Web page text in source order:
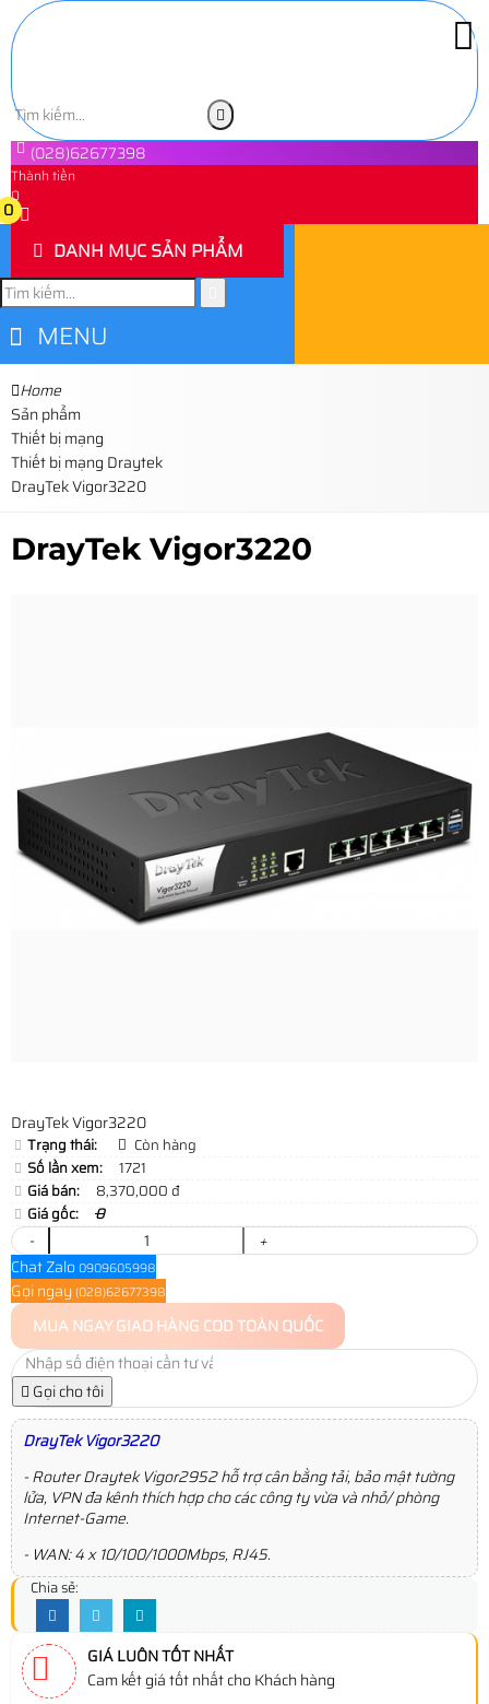
(028)62677398
Thành tiền
0
0
DANH MỤC SẢN PHẨM
MENU
Home
Sản phẩm
Thiết bị mạng
Thiết bị mạng Draytek
DrayTek Vigor3220
DrayTek Vigor3220
DrayTek Vigor3220
Trạng thái:
Còn hàng
Số lần xem:
1721
Giá bán:
8,370,000 đ
Giá gốc:
0
-
+
Chat Zalo 0909605998
Gọi ngay (028)62677398
MUA NGAYGIAO HÀNG COD TOÀN QUỐC
Gọi cho tôi
DrayTek Vigor3220
- Router Draytek Vigor2952 hỗ trợ cân bằng tải, bảo mật tường
lửa, VPN đa kênh thích hợp cho các công ty vừa và nhỏ/ phòng
Internet-Game.
- WAN: 4 x 10/100/1000Mbps, RJ45.
Chia sẻ:
GIÁ LUÔN TỐT NHẤT
Cam kết giá tốt nhất cho Khách hàng